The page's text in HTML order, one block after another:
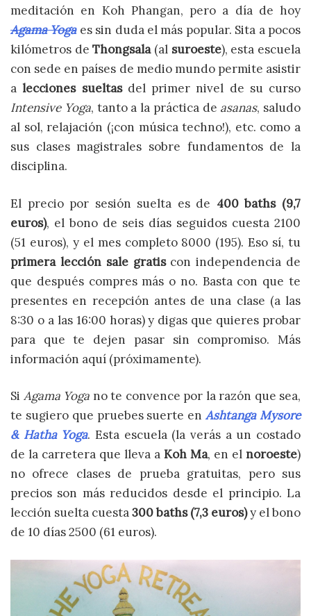
meditación en Koh Phangan, pero a día de hoy
Agama Yogaes sin duda el más popular. Sita a pocos
kilómetros deThongsala(al suroeste), esta escuela
con sede en países de medio mundo permite asistir
alecciones sueltasdel primer nivel de su curso
Intensive Yoga, tanto a la práctica de asanas, saludo
al sol, relajación (¡con música techno!), etc. como a
sus clases magistrales sobre fundamentos de la
disciplina.
El precio por sesión suelta es de 400 baths (9,7
euros), el bono de seis días seguidos cuesta 2100
(51 euros), y el mes completo 8000 (195). Eso sí, tu
primera lección sale gratis con independencia de
que después compres más o no. Basta con que te
presentes en recepción antes de una clase (a las
8:30 o a las 16:00 horas) y digas que quieres probar
para que te dejen pasar sin compromiso. Más
información aquí (próximamente).
Si Agama Yoga no te convence por la razón que sea,
te sugiero que pruebes suerte enAshtanga Mysore
& Hatha Yoga. Esta escuela (la verás a un costado
de la carretera que lleva a Koh Ma, en el noroeste)
no ofrece clases de prueba gratuitas, pero sus
precios son más reducidos desde el principio. La
lección suelta cuesta300 baths (7,3 euros)y el bono
de 10 días 2500 (61 euros).